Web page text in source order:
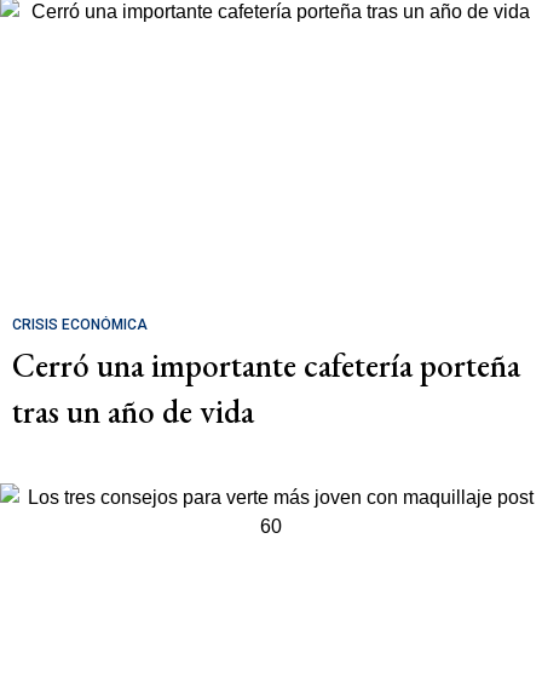
CRISIS ECONÓMICA
Cerró una importante cafetería porteña
tras un año de vida